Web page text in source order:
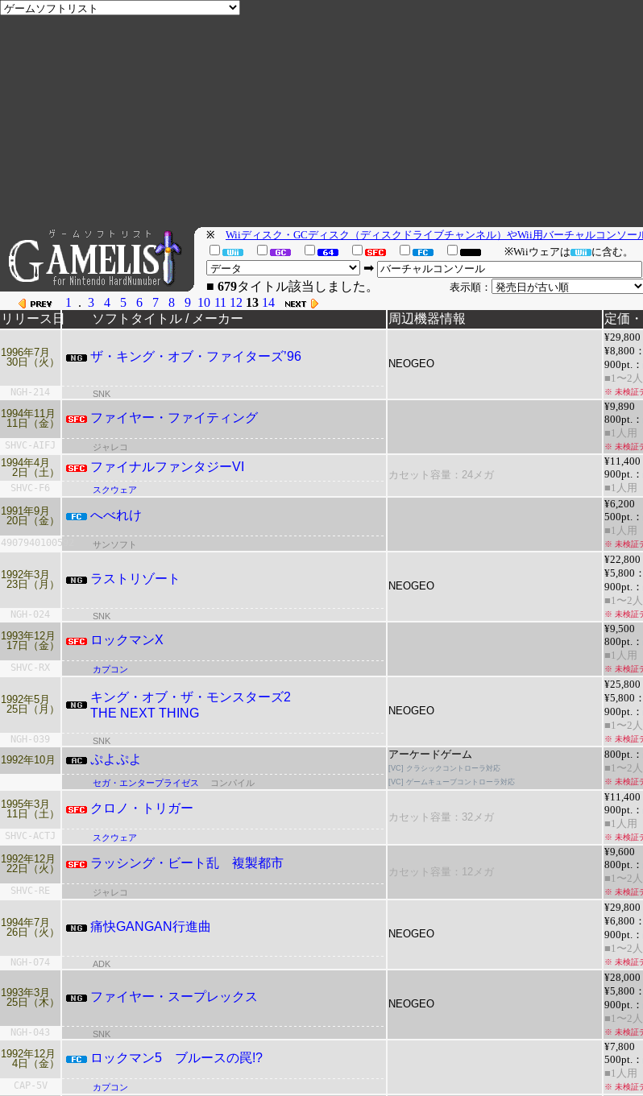
※
Wiiディスク・GCディスク（ディスクドライブチャンネル）やWii用バーチャルコンソー
※Wiiウェアは
に含む。
➡
■ 679タイトル該当しました。 表示順：
1 . 3 4 5 6 7 8 9 10 11 12 13 14
リリース日
ソフトタイトル / メーカー 周辺機器情報 定価
1996年7月
30日（火）
ザ・キング・オブ・ファイターズ’96
NEOGEO
¥8,800：
900pt.：
■1〜2
※ 未検証
NGH-214 SNK
1994年11月
11日（金）
ファイヤー・ファイティング
¥9,890
800pt.：
■1人用
※ 未検証
SHVC-AIFJ ジャレコ
1994年4月
2日（土）
ファイナルファンタジーVI
カセット容量：24メガ
¥11,400
900pt.：
■1人用
SHVC-F6 スクウェア
1991年9月
20日（金）
へべれけ
¥6,200
500pt.：
■1人用
※ 未検証
4907940100592 サンソフト
1992年3月
23日（月）
ラストリゾート
NEOGEO
¥5,800
900pt.：
■1〜2
※ 未検証
NGH-024 SNK
1993年12月
17日（金）
ロックマンX
¥9,500
800pt.：
■1人用
※ 未検証
SHVC-RX カプコン
1992年5月
25日（月）
キング・オブ・ザ・モンスターズ2
THE NEXT THING
NEOGEO
¥5,800
900pt.：
■1〜2
※ 未検証
NGH-039 SNK
1992年10月 ぷよぷよ アーケードゲーム
[VC] クラシックコントローラ対応
[VC] ゲームキューブコントローラ対応
800pt.：
■1〜2
※ 未検証
セガ・エンタープライゼス コンパイル
1995年3月
11日（土）
クロノ・トリガー
カセット容量：32メガ
¥11,400
900pt.：
■1人用
※ 未検証
SHVC-ACTJ スクウェア
1992年12月
22日（火）
ラッシング・ビート乱 複製都市
カセット容量：12メガ
¥9,600
800pt.：
■1〜2
※ 未検証
SHVC-RE ジャレコ
1994年7月
26日（火）
痛快GANGAN行進曲
NEOGEO
¥6,800
900pt.：
■1〜2
※ 未検証
NGH-074 ADK
1993年3月
25日（木）
ファイヤー・スープレックス
NEOGEO
¥5,800
900pt.：
■1〜2
※ 未検証
NGH-043 SNK
1992年12月
4日（金）
ロックマン5 ブルースの罠!?
¥7,800
500pt.：
■1人用
※ 未検証
CAP-5V カプコン